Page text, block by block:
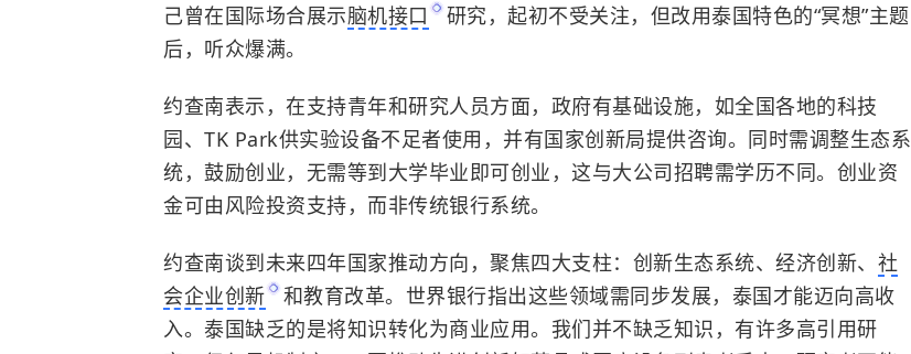
己曾在国际场合展示脑机接口
研究，起初不受关注，但改用泰国特色的“冥想”主题
后，听众爆满。
约查南表示，在支持青年和研究人员方面，政府有基础设施，如全国各地的科技
园、TK Park供实验设备不足者使用，并有国家创新局提供咨询。同时需调整生态系
统，鼓励创业，无需等到大学毕业即可创业，这与大公司招聘需学历不同。创业资
金可由风险投资支持，而非传统银行系统。
约查南谈到未来四年国家推动方向，聚焦四大支柱：创新生态系统、经济创新、 社
会企业创新
和教育改革。世界银行指出这些领域需同步发展，泰国才能迈向高收
入。泰国缺乏的是将知识转化为商业应用。我们并不缺乏知识，有许多高引用研